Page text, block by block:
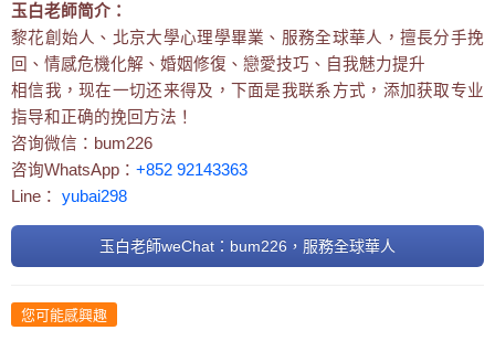
玉白老師简介：
黎花創始人、北京大學心理學畢業、服務全球華人，擅長分手挽
回、情感危機化解、婚姻修復、戀愛技巧、自我魅力提升
相信我，现在一切还来得及，下面是我联系方式，添加获取专业
指导和正确的挽回方法！
咨询微信：bum226
咨询WhatsApp： +852 92143363
Line： yubai298
玉白老師weChat：bum226，服務全球華人
您可能感興趣